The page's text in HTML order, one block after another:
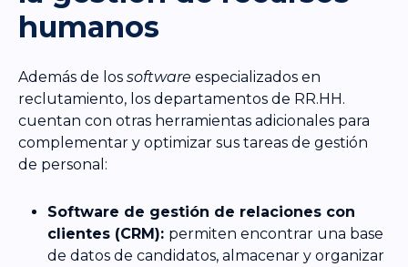
humanos
Además de los software especializados en
reclutamiento, los departamentos de RR.HH.
cuentan con otras herramientas adicionales para
complementar y optimizar sus tareas de gestión
de personal:
Software de gestión de relaciones con
clientes (CRM): permiten encontrar una base
de datos de candidatos, almacenar y organizar